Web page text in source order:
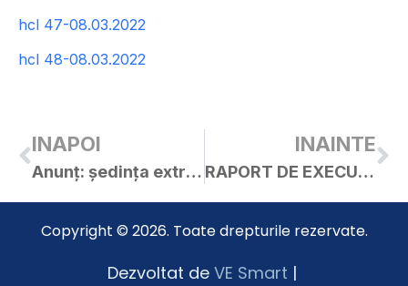
hcl 47-08.03.2022
hcl 48-08.03.2022
INAPOI
Anunț: ședința extraordinară a C.L. Curtici din 08.03.2022
INAINTE
RAPORT DE EXECUTIE BUGETARA LA DATA DE 28.022022
Copyright © 2026. Toate drepturile rezervate.
Dezvoltat de VE Smart |